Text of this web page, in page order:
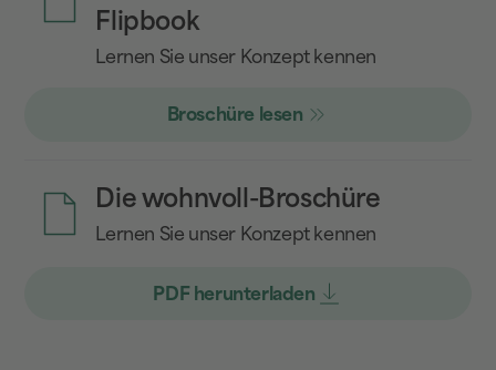
Flipbook
Lernen Sie unser Konzept kennen
Broschüre lesen
Die wohnvoll-Broschüre
Lernen Sie unser Konzept kennen
PDF herunterladen